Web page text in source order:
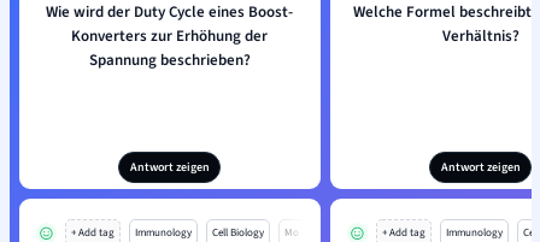
Wie wird der Duty Cycle eines Boost-
Konverters zur Erhöhung der
Spannung beschrieben?
Antwort zeigen
Welche Formel beschreibt
Verhältnis?
Antwort zeigen
+ Add tag Immunology Cell Biology Mo + Add tag Immunology